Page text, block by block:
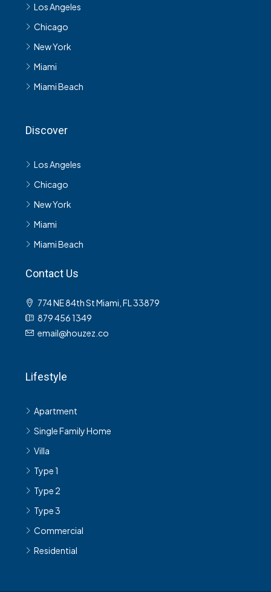
Los Angeles
Chicago
New York
Miami
Miami Beach
Discover
Los Angeles
Chicago
New York
Miami
Miami Beach
Contact Us
774 NE 84th St Miami, FL 33879
879 456 1349
email@houzez.co
Lifestyle
Apartment
Single Family Home
Villa
Type 1
Type 2
Type 3
Commercial
Residential